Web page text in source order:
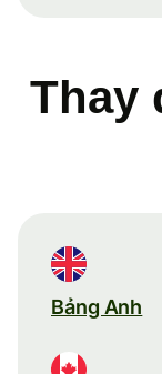
Thay
Bảng Anh